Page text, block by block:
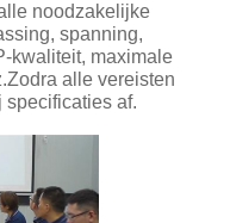
noodzakelijke
spanning,
kwaliteit, maximale
alle vereisten
af.